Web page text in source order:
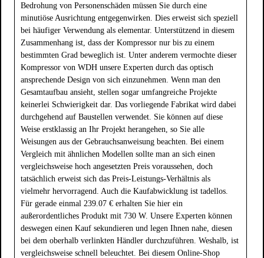
Bedrohung von Personenschäden müssen Sie durch eine
minutiöse Ausrichtung entgegenwirken. Dies erweist sich speziell
bei häufiger Verwendung als elementar. Unterstützend in diesem
Zusammenhang ist, dass der Kompressor nur bis zu einem
bestimmten Grad beweglich ist. Unter anderem vermochte dieser
Kompressor von WDH unsere Experten durch das optisch
ansprechende Design von sich einzunehmen. Wenn man den
Gesamtaufbau ansieht, stellen sogar umfangreiche Projekte
keinerlei Schwierigkeit dar. Das vorliegende Fabrikat wird dabei
durchgehend auf Baustellen verwendet. Sie können auf diese
Weise erstklassig an Ihr Projekt herangehen, so Sie alle
Weisungen aus der Gebrauchsanweisung beachten. Bei einem
Vergleich mit ähnlichen Modellen sollte man an sich einen
vergleichsweise hoch angesetzten Preis voraussehen, doch
tatsächlich erweist sich das Preis-Leistungs-Verhältnis als
vielmehr hervorragend. Auch die Kaufabwicklung ist tadellos.
Für gerade einmal 239.07 € erhalten Sie hier ein
außerordentliches Produkt mit 730 W. Unsere Experten können
deswegen einen Kauf sekundieren und legen Ihnen nahe, diesen
bei dem oberhalb verlinkten Händler durchzuführen. Weshalb, ist
vergleichsweise schnell beleuchtet. Bei diesem Online-Shop